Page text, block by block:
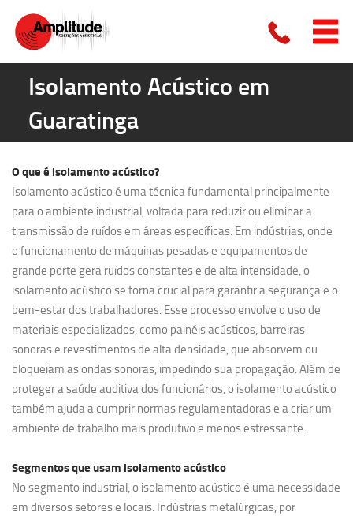
Isolamento Acústico em
Guaratinga
O que é isolamento acústico?
Isolamento acústico é uma técnica fundamental principalmente
para o ambiente industrial, voltada para reduzir ou eliminar a
transmissão de ruídos em áreas específicas. Em indústrias, onde
o funcionamento de máquinas pesadas e equipamentos de
grande porte gera ruídos constantes e de alta intensidade, o
isolamento acústico se torna crucial para garantir a segurança e o
bem-estar dos trabalhadores. Esse processo envolve o uso de
materiais especializados, como painéis acústicos, barreiras
sonoras e revestimentos de alta densidade, que absorvem ou
bloqueiam as ondas sonoras, impedindo sua propagação. Além de
proteger a saúde auditiva dos funcionários, o isolamento acústico
também ajuda a cumprir normas regulamentadoras e a criar um
ambiente de trabalho mais produtivo e menos estressante.
Segmentos que usam isolamento acústico
No segmento industrial, o isolamento acústico é uma necessidade
em diversos setores e locais. Indústrias metalúrgicas, por